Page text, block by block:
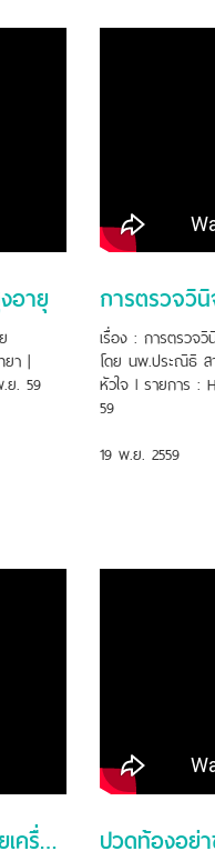
อายุ
า |
ย. 59
เรื่อง : การตรวจวิ
โดย นพ.ประณิธิ ส
หัวใจ l รายการ :
59
19 พ.ย. 2559
การตรวจคัดกรองโรคหัวใจเบื้องต้นด้วยเครื่อง EKG และ EST